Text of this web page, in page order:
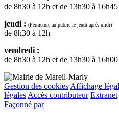
de 8h30 à 12h et de 13h30 à 16h45
jeudi : (Fermeture au public le jeudi après-midi)
de 8h30 à 12h
vendredi :
de 8h30 à 12h et de 13h30 à 16h00
Gestion des cookies Affichage légal
légales Accès contributeur Extranet
Façonné par